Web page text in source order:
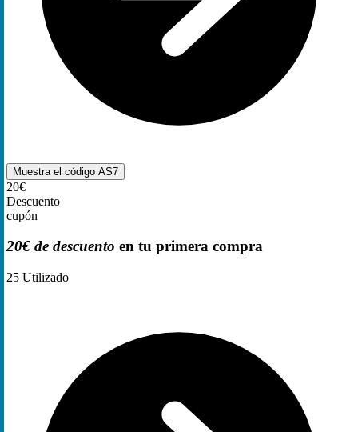
Muestra el código AS7
20€
Descuento
cupón
20€ de descuento en tu primera compra
25 Utilizado